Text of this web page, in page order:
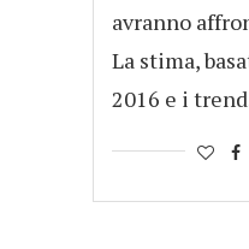
avranno
La stima,
2016 e i